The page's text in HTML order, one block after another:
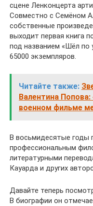
сцене Ленконцерта
Совместно с Семёном
собственные
выходит первая книга
под названием «Шёл по
65000 экземпляров.
Читайте также:
Валентина
военном фильме
В восьмидесятые годы
профессиональным
литературными
Кауарда и других
Давайте теперь
В биографии он